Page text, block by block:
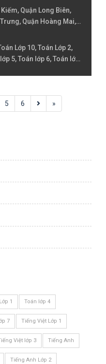
Quận Long Biên,
Quận Hoàng Mai,
Lớp 10, Toán Lớp 2,
5, Toán lớp 6, Toán lớp
5 6 »
1 Toán lớp 4
7 Tiếng Việt Lớp 1
Việt lớp 3 Tiếng Anh
Tiếng Anh Lớp 2